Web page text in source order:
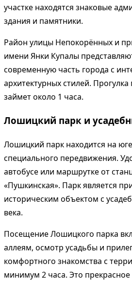
участке находятся знаковые
здания и памятники.
Район улицы Непокорённых и
имени Янки Купалы
современную часть города с
архитектурных стилей.
займет около 1 часа.
Лошицкий парк и
Лошицкий парк находится на
специального передвижения.
автобусе или маршрутке от
«Пушкинская». Парк является
историческим объектом с
века.
Посещение Лошицкого парка
аллеям, осмотр усадьбы и
комфортного знакомства с
минимум 2 часа. Это прекрасное